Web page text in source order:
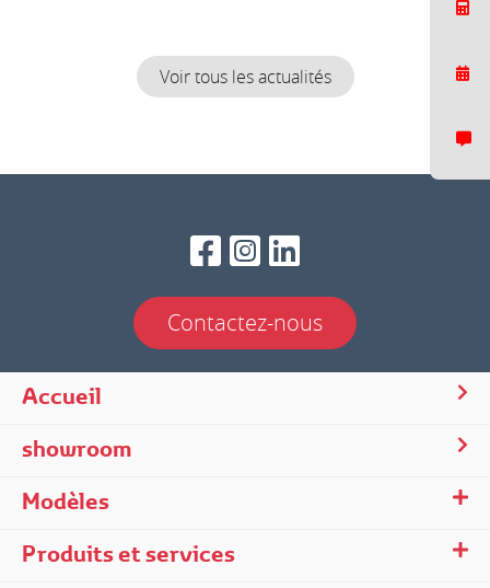
Nous répondons généralement dans un delai de quelques minutes.
Voir tous les actualités
Contactez-nous
Accueil
showroom
Modèles
Produits et services